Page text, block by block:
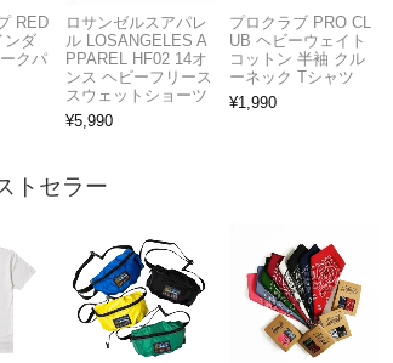
RED
ンダ
クパ
ロサンゼルスアパレ
ル LOSANGELES A
PPAREL HF02 14オ
ンス ヘビーフリース
スウェットショーツ
¥5,990
プロクラブ PRO CL
UB ヘビーウェイト
コットン 半袖 クル
ーネック Tシャツ
¥1,990
トセラー